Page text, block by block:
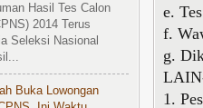
e.
f.
g.
1.
Hasil Tes Calon
2014 Terus
Seleksi Nasional
Buka Lowongan